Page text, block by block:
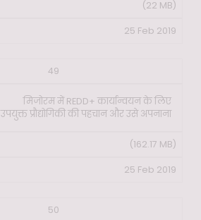
(22 MB)
25 Feb 2019
49
मिजोरम में REDD+ कार्यान्वयन के लिए
उपयुक्त प्रौद्योगिकी की पहचान और उसे अपनाना
(162.17 MB)
25 Feb 2019
50